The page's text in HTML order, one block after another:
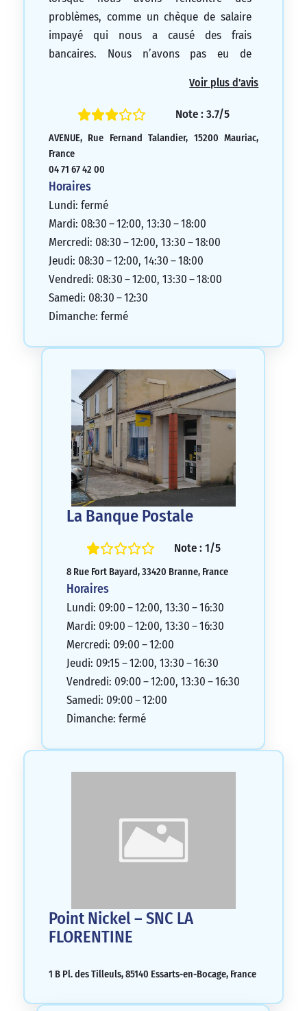
problèmes, comme un chèque de salaire
impayé qui nous a causé des frais
bancaires. Nous n’avons pas eu de
la caisse d’épargne a réglé tout cela lors
d’un seul rendez-vous. Certains conseillers
mes collègues est même parti sur Aurillac
à cause du manque d’humanité de certains
conseillers. En résumé, le Crédit Agricole
est une bonne banque, mais le côté
humain et relationnel de cette agence en
particulier est inexistant. De plus, ils
exigent deux signatures pour fermer un
compte enfant ouvert avec une seule
signature. Enfin, je voudrais souligner le
ton supérieur employé lors d’un appel
qui a frôlé l’irrespect.
Voir plus d'avis
Note : 3.7/5
AVENUE, Rue Fernand Talandier, 15200 Mauriac,
France
04 71 67 42 00
Horaires
Lundi: fermé
Mardi: 08:30 – 12:00, 13:30 – 18:00
Mercredi: 08:30 – 12:00, 13:30 – 18:00
Jeudi: 08:30 – 12:00, 14:30 – 18:00
Vendredi: 08:30 – 12:00, 13:30 – 18:00
Samedi: 08:30 – 12:30
Dimanche: fermé
La Banque Postale
Note : 1/5
8 Rue Fort Bayard, 33420 Branne, France
Horaires
Lundi: 09:00 – 12:00, 13:30 – 16:30
Mardi: 09:00 – 12:00, 13:30 – 16:30
Mercredi: 09:00 – 12:00
Jeudi: 09:15 – 12:00, 13:30 – 16:30
Vendredi: 09:00 – 12:00, 13:30 – 16:30
Samedi: 09:00 – 12:00
Dimanche: fermé
Point Nickel – SNC LA
FLORENTINE
1 B Pl. des Tilleuls, 85140 Essarts-en-Bocage, France